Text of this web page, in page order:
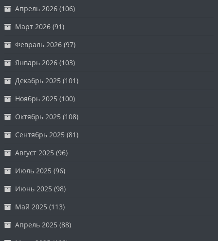
Апрель 2026 (106)
Март 2026 (91)
Февраль 2026 (97)
Январь 2026 (103)
Декабрь 2025 (101)
Ноябрь 2025 (100)
Октябрь 2025 (108)
Сентябрь 2025 (81)
Август 2025 (96)
Июль 2025 (96)
Июнь 2025 (98)
Май 2025 (113)
Апрель 2025 (88)